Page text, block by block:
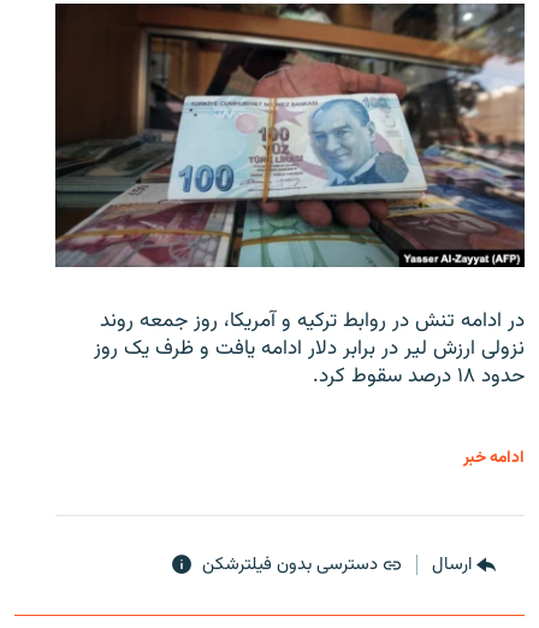
در ادامه تنش در روابط ترکیه و آمریکا، روز جمعه روند
نزولی ارزش لیر در برابر دلار ادامه یافت و ظرف یک روز
حدود ۱۸ درصد سقوط کرد.
ادامه خبر
ارسال دسترسی بدون فیلترشکن